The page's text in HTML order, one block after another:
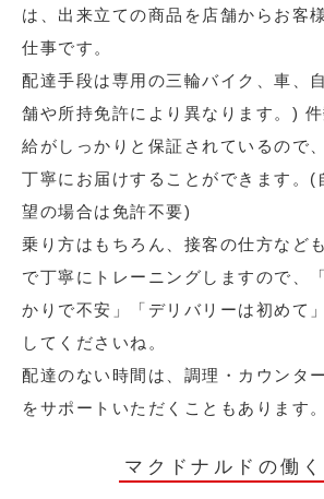
は、出来立ての商品を店舗からお客
仕事です。
配達手段は専用の三輪バイク、車、
舗や所持免許により異なります。)
給がしっかりと保証されているので
丁寧にお届けすることができます。(
望の場合は免許不要)
乗り方はもちろん、接客の仕方など
で丁寧にトレーニングしますので、
かりで不安」「デリバリーは初めて
してくださいね。
配達のない時間は、調理・カウンタ
をサポートいただくこともあります。
マクドナルドの働